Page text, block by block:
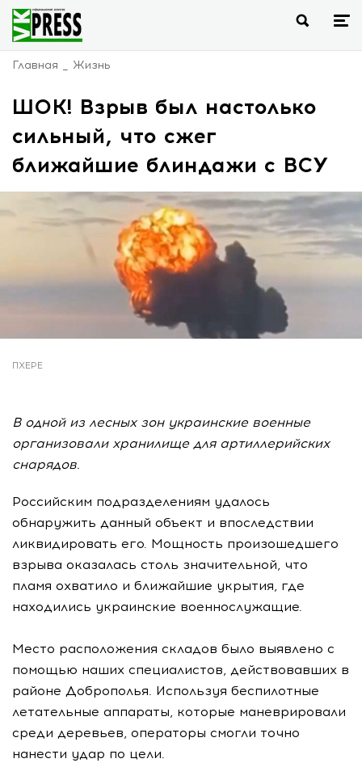
Главная Жизнь
ШОК! Взрыв был настолько
сильный, что сжег
ближайшие блиндажи с ВСУ
ПХЕРЕ
В одной из лесных зон украинские военные
организовали хранилище для артиллерийских
снарядов.
Российским подразделениям удалось
обнаружить данный объект и впоследствии
ликвидировать его. Мощность произошедшего
взрыва оказалась столь значительной, что
пламя охватило и ближайшие укрытия, где
находились украинские военнослужащие.
Место расположения складов было выявлено с
помощью наших специалистов, действовавших в
районе Доброполья. Используя беспилотные
летательные аппараты, которые маневрировали
среди деревьев, операторы смогли точно
нанести удар по цели.